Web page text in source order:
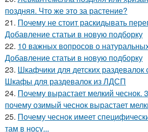
поздняя. Что же это за растение?
21. Почему не стоит раскидывать
Добавление статьи в новую подборку
22. 10 важных вопросов о
Добавление статьи в новую подборку
23. Шкафчики для детских раздевалок
Шкафы для раздевалок из ЛДСП
24. Почему вырастает мелкий чеснок.
почему озимый чеснок вырастает
25. Почему чеснок имеет
там в носу...